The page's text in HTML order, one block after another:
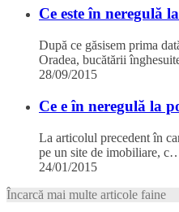
Ce este în neregulă
După ce găsisem prima
Oradea, bucătării
28/09/2015
Ce e în neregulă la
La articolul precedent în
pe un site de imobiliare,
24/01/2015
Încarcă mai multe articole faine